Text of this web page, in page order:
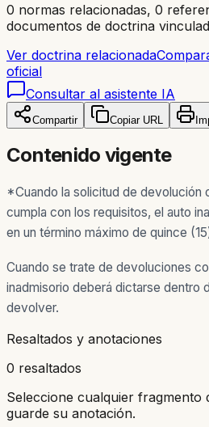
0 normas relacionadas, 0
documentos de doctrina
Ver doctrina relacionada
oficial
Consultar al asistente IA
Compartir Copiar URL
Contenido vigente
*Cuando la solicitud de devolución
cumpla con los requisitos, el auto
en un término máximo de quince
Cuando se trate de devoluciones
inadmisorio deberá dictarse dentro
devolver.
Resaltados y anotaciones
0 resaltados
Seleccione cualquier fragmento
guarde su anotación.